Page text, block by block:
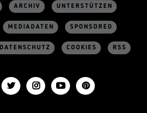
ARCHIV UNTERSTÜTZEN
MEDIADATEN SPONSORED
DATENSCHUTZ COOKIES RSS